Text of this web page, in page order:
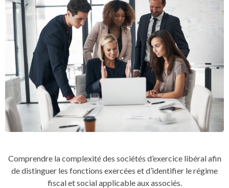
Comprendre la complexité des sociétés d’exercice libéral afin
de distinguer les fonctions exercées et d’identifier le régime
fiscal et social applicable aux associés.